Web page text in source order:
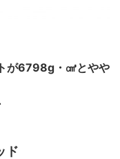
が6798g・㎤とやや
ド